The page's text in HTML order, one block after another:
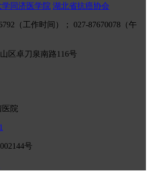
同济医学院 湖北省抗癌协会
（工作时间）； 027-87670078（午
区卓刀泉南路116号
医院
号